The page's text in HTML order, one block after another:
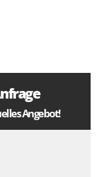
Angebot!